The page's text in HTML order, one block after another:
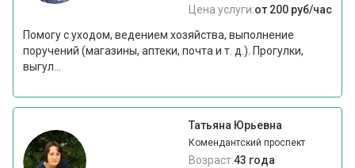
Цена услуги:от 200 руб/час
Помогу с уходом, ведением хозяйства, выполнение
поручений (магазины, аптеки, почта и т. д.). Прогулки,
выгул...
Татьяна Юрьевна
Комендантский проспект
Возраст:43 года